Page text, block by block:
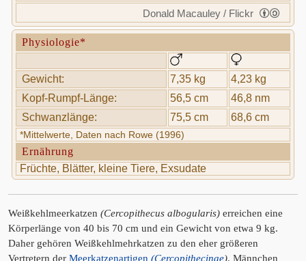
Donald Macauley / Flickr
Physiologie*
Gewicht: 7,35 kg
4,23 kg
Kopf-Rumpf-Länge:
56,5 cm
46,8 nm
Schwanzlänge:
75,5 cm 68,6 cm
*Mittelwerte, Daten nach Rowe (1996)
Ernährung
Früchte, Blätter, kleine Tiere, Exsudate
Weißkehlmeerkatzen (Cercopithecus albogularis) erreichen eine
Körperlänge von 40 bis 70 cm und ein Gewicht von etwa 9 kg.
Daher gehören Weißkehlmehrkatzen zu den eher größeren
Vertretern der Meerkatzenartigen (Cercopithecinae). Männchen